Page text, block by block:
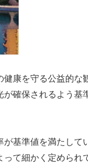
康を守る公益的な
確保されるよう基
が基準値を満たして
て細かく定められ